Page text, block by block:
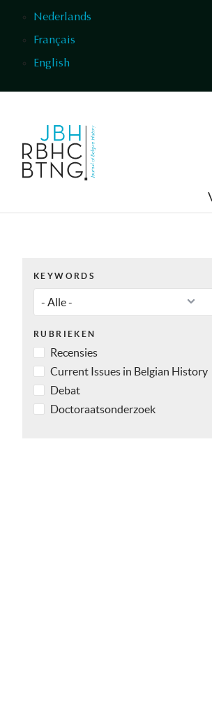
Nederlands
Français
English
KEYWORDS
RUBRIEKEN
Recensies
Current Issues in Belgian History
Debat
Doctoraatsonderzoek